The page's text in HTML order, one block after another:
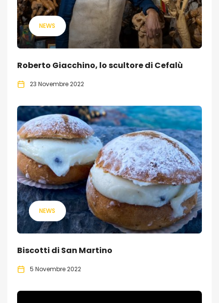
NEWS
Roberto Giacchino, lo scultore di Cefalù
23 Novembre 2022
NEWS
Biscotti di San Martino
5 Novembre 2022